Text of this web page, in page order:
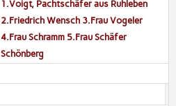
1.Voigt, Pachtschäfer aus Ruhleben
2.Friedrich Wensch 3.Frau Vogeler
4.Frau Schramm 5.Frau Schäfer
Schönberg